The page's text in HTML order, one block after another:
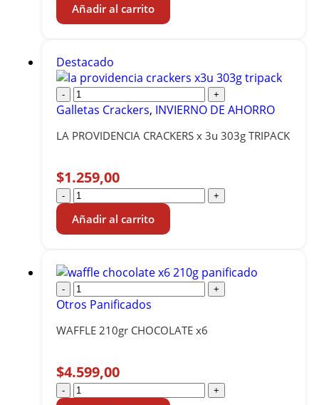
Añadir al carrito
Destacado
- +
Galletas Crackers, INVIERNO DE AHORRO
LA PROVIDENCIA CRACKERS x 3u 303g TRIPACK
$1.259,00
- +
Añadir al carrito
- +
Otros Panificados
WAFFLE 210gr CHOCOLATE x6
$4.599,00
- +